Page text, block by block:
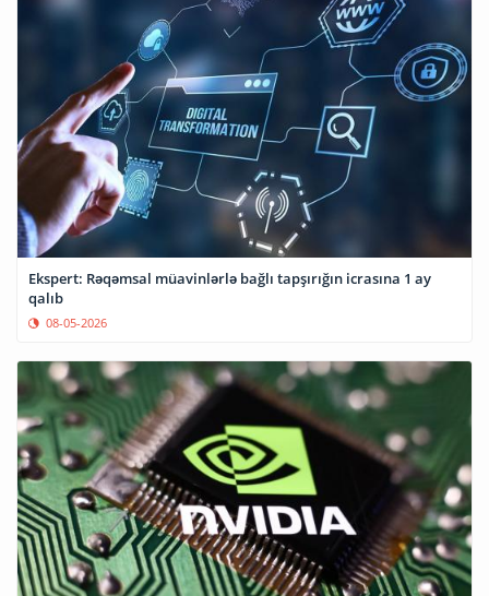
Ekspert: Rəqəmsal müavinlərlə bağlı tapşırığın icrasına 1 ay
qalıb
08-05-2026